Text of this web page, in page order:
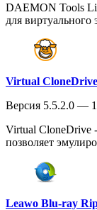
DAEMON Tools
для виртуального
Virtual CloneDrive
Версия 5.5.2.0 —
Virtual CloneDrive
позволяет
Leawo Blu-ray